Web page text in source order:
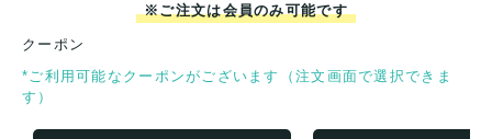
※ご注文は会員のみ可能です
クーポン
*ご利用可能なクーポンがございます（注文画面で選択できま
す）